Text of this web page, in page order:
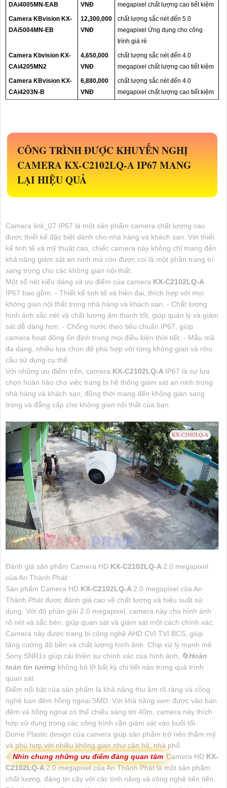
DAi4005MN-EAB
VNĐ
megapixel chất lượng cao tiết kiệm
Camera KBvision KX-
DAi5004MN-EB
12,300,000
VNĐ
chất lượng sắc nét đến 5.0
megapixel Ứng dụng cho công
trình giá rẻ
Camera Kbvision KX-
CAi4205MN2
4,650,000
VNĐ
chất lượng sắc nét đến 4.0
megapixel chất lượng cao tiết kiệm
Camera KBvision KX-
CAi4203N-B
6,880,000
VNĐ
chất lượng sắc nét đến 4.0
megapixel chất lượng cao tiết kiệm
CÔNG TRÌNH ĐƯỢC KHUYẾN NGHỊ
CAMERAKX-C2102LQ-AIP67 MANG
LẠI HIỆU QUẢ
Camera link_07 IP67 là một sản phẩm camera chất lượng cao
được thiết kế đặc biệt dành cho nhà hàng và khách sạn. Với thiết
kế tinh tế và mỹ thuật cao, chiếc camera này không chỉ mang đến
khả năng giám sát an ninh mà còn được coi là một phần trang trí
sang trọng cho các không gian nội thất.
Một số nét kiểu dáng và ưu điểm của camera KX-C2102LQ-A
IP67 bao gồm: - Thiết kế tinh tế và hiện đại, thích hợp với mọi
không gian nội thất trong nhà hàng và khách sạn. - Chất lượng
hình ảnh sắc nét và chất lượng âm thanh tốt, giúp quản lý và giám
sát dễ dàng hơn. - Chống nước theo tiêu chuẩn IP67, giúp
camera hoạt động ổn định trong mọi điều kiện thời tiết. - Mẫu mã
đa dạng, nhiều lựa chọn để phù hợp với từng không gian và nhu
cầu sử dụng cụ thể.
Với những ưu điểm trên, camera KX-C2102LQ-A IP67 là sự lựa
chọn hoàn hảo cho việc trang bị hệ thống giám sát an ninh trong
nhà hàng và khách sạn, đồng thời mang đến không gian sang
trọng và đẳng cấp cho không gian nội thất của bạn.
Đánh giá sản phẩm Camera HD KX-C2102LQ-A2.0 megapixel
của An Thành Phát:
Sản phẩm Camera HD KX-C2102LQ-A2.0 megapixel của An
Thành Phát được đánh giá cao về chất lượng và hiệu suất sử
dụng. Với độ phân giải 2.0 megapixel, camera này cho hình ảnh
rõ nét và sắc bén, giúp quan sát và giám sát một cách chính xác.
Camera này được trang bị công nghệ AHD CVI TVI BCS, giúp
tăng cường độ bền và chất lượng hình ảnh. Chip xử lý mạnh mẽ
Sony SNR1s giúp cải thiện sự chính xác của hình ảnh, 🔄Hoàn
toàn tin tưởng không bỏ lỡ bất kỳ chi tiết nào trong quá trình
quan sát.
Điểm nổi bật của sản phẩm là khả năng thu âm rõ ràng và công
nghệ ban đêm hồng ngoại SMD. Với khả năng xem được vào ban
đêm và hồng ngoại có thể chiếu sáng tới 40m, camera này thích
hợp sử dụng trong các công trình cần giám sát vào buổi tối.
Dome Plastic design của camera giúp sản phẩm trở nên thẩm mỹ
và phù hợp với nhiều không gian như căn hộ, nhà phố.
☄️ Nhìn chung những ưu điểm đáng quan tâm Camera HD KX-
C2102LQ-A2.0 megapixel của An Thành Phát là một sản phẩm
chất lượng, đáng tin cậy với các tính năng và công nghệ tiên tiến.